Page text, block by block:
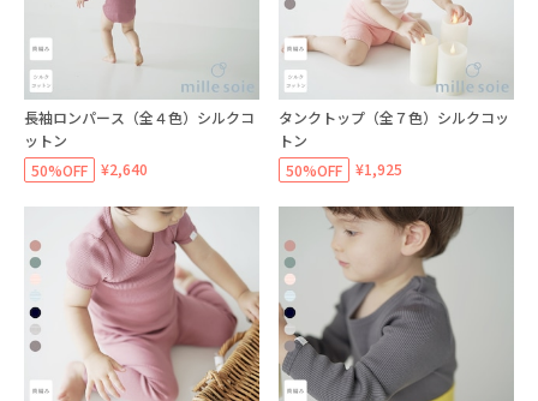
長袖ロンパース（全４色）シルクコ
ットン
50%OFF
¥2,640
タンクトップ（全７色）シルクコッ
トン
50%OFF
¥1,925